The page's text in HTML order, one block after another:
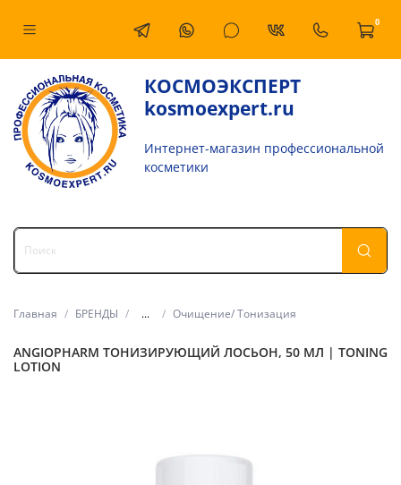
0
КОСМОЭКСПЕРТ
kosmoexpert.ru
Интернет-магазин профессиональной
косметики
Главная БРЕНДЫ ... Очищение/ Тонизация
ANGIOPHARM ТОНИЗИРУЮЩИЙ ЛОСЬОН, 50 МЛ | TONING
LOTION